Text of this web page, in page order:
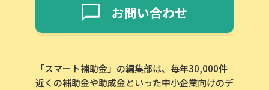
お問い合わせ
「スマート補助金」の編集部は、毎年30,000件
近くの補助金や助成金といった中小企業向けのデ